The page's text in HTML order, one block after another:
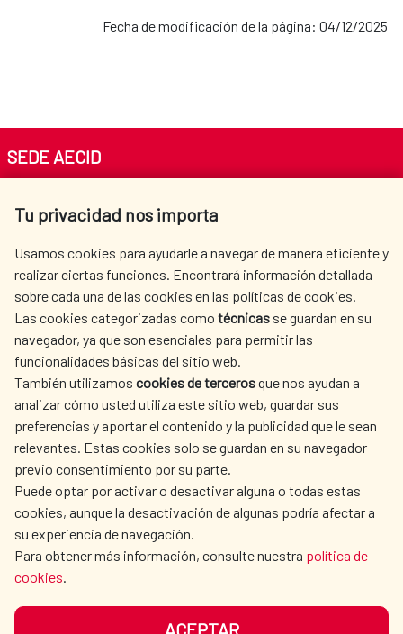
Fecha de modificación de la página: 04/12/2025
Tu privacidad nos importa
Usamos cookies para ayudarle a navegar de manera eficiente y
realizar ciertas funciones. Encontrará información detallada
sobre cada una de las cookies en las políticas de cookies.
Las cookies categorizadas como técnicas se guardan en su
navegador, ya que son esenciales para permitir las
funcionalidades básicas del sitio web.
También utilizamos cookies de tercerosque nos ayudan a
analizar cómo usted utiliza este sitio web, guardar sus
preferencias y aportar el contenido y la publicidad que le sean
relevantes. Estas cookies solo se guardan en su navegador
previo consentimiento por su parte.
Puede optar por activar o desactivar alguna o todas estas
cookies, aunque la desactivación de algunas podría afectar a
su experiencia de navegación.
Para obtener más información, consulte nuestra política de
cookies.
ACEPTAR
SEDE AECID
Tel. +34 900 20 30 54​​​​​​​
AECID
WHERE DO WE COOPERATE?
SPANISH HUMANITARIAN
ACTION
PRESS ROOM
CULTURE AND SCIENCE LIBRARY
OUR SOCIAL MEDIA